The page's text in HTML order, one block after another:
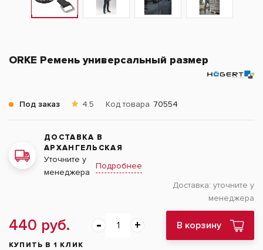
ORKE Ремень универсальный размер
Под заказ 4.5 Код товара 70554
ДОСТАВКА В
АРХАНГЕЛЬСКАЯ
Уточните у
менеджера
Подробнее
Доставка: уточните у
менеджера
440 руб. В корзину
КУПИТЬ В 1 КЛИК